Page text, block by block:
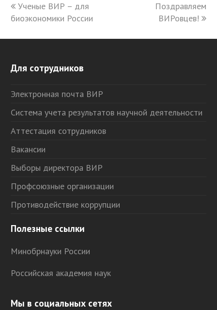
previous
post:
Ученые ВИР – для
биоэкономики России
next
post:
Поздравляем
ВИРовцев!
Для сотрудников
Электронная почта ВИР
Система учета результатов научной деятельности
Аттестация сотрудников
Вакансии
Выборы директора ВИР
Профсоюзные организации
Противодействие коррупции
Полезные ссылки
Минобрнауки России
Российская академия наук
Мы в социальных сетях